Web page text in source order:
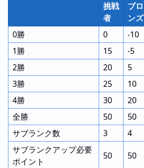
挑戦
者
ブロ
ンズ
0勝
0 -10
1勝
15 -5
2勝
20 5
3勝
25 10
4勝
30 20
全勝
50 50
サブランク数
3 4
サブランクアップ必要
ポイント
50 50